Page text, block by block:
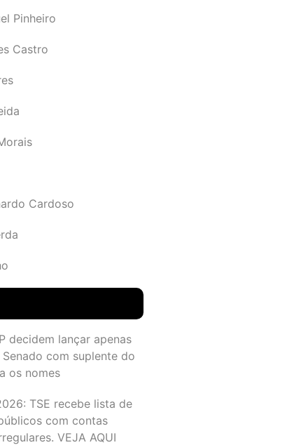
Pinheiro
Castro
Cardoso
decidem lançar apenas
Senado com suplente do
os nomes
TSE recebe lista de
com contas
VEJA AQUI